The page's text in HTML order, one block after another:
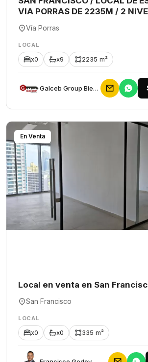
VIA PORRAS DE 2235M / 2
Vía Porras
LOCAL
x0 x9 2235 m²
Galceb Group Bienes Raices
En Venta
Local en venta en San
San Francisco
LOCAL
x0 x0 335 m²